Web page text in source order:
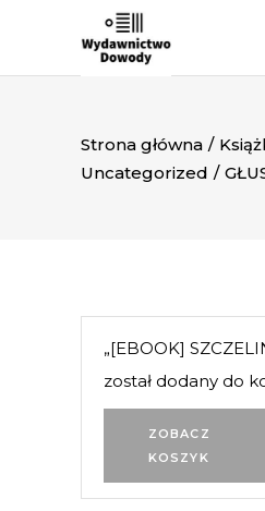
Strona główna /
Uncategorized /
ZOBACZ
KOSZYK
„[EBOOK]
został dodany do